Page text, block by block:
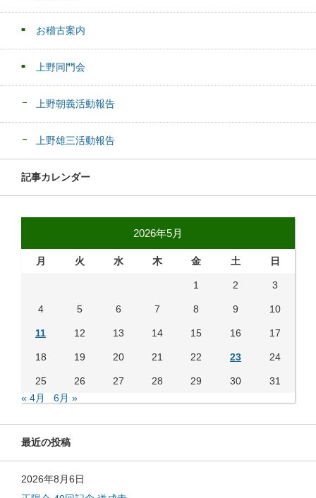
お稽古案内
上野同門会
上野朝義活動報告
上野雄三活動報告
記事カレンダー
2026年5月
月 火 水 木 金 土 日
1 2 3
4 5 6 7 8 9 10
11 12 13 14 15 16 17
18 19 20 21 22 23 24
25 26 27 28 29 30
31
« 4月
6月 »
最近の投稿
2026年8月6日